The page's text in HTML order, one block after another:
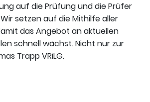
auf die Prüfung und die Prüfer
setzen auf die Mithilfe aller
das Angebot an aktuellen
schnell wächst. Nicht nur zur
Trapp VRiLG.